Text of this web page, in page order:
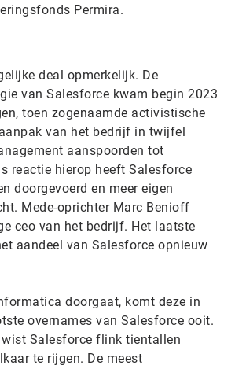
Permira.
deal opmerkelijk. De
van Salesforce kwam begin 2023
toen zogenaamde activistische
van het bedrijf in twijfel
aanspoorden tot
reactie hierop heeft Salesforce
doorgevoerd en meer eigen
Mede-oprichter Marc Benioff
ceo van het bedrijf. Het laatste
aandeel van Salesforce opnieuw
doorgaat, komt deze in
overnames van Salesforce ooit.
wist Salesforce flink tientallen
te rijgen. De meest